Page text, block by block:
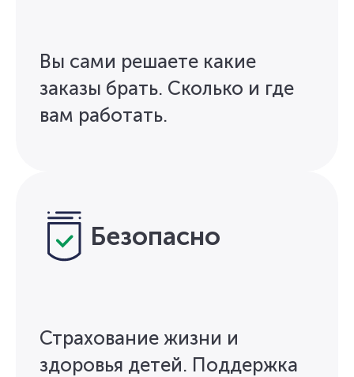
Вы сами решаете какие
заказы брать. Сколько и где
вам работать.
Безопасно
Страхование жизни и
здоровья детей. Поддержка